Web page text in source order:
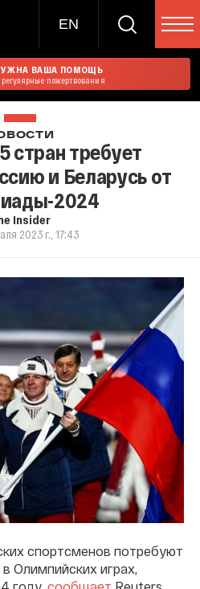
EN
ВАША ПОМОЩЬ
пожертвования
стран требует
и Беларусь от
2024
Insider
2023 г., 17:43
спортсменов потребуют
Олимпийских играх,